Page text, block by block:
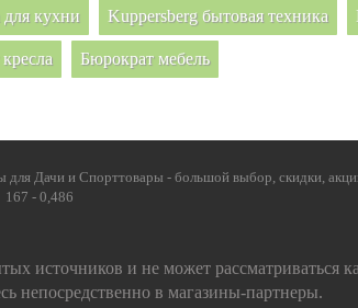
кухни Kuppersberg бытовая техника
Бюрократ мебель
Дачи и Спорттовары - большой выбор, скидки,
167 - 0,486
источников и не может рассматриваться
непосредственно в магазины-партнеры.